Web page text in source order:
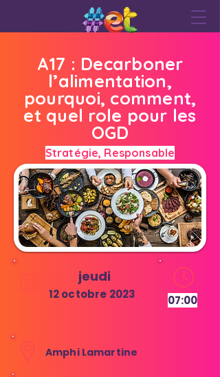
A17 : Decarboner
l’alimentation,
pourquoi, comment,
et quel role pour les
OGD
Stratégie, Responsable
jeudi
12 octobre 2023 07:00
Amphi Lamartine